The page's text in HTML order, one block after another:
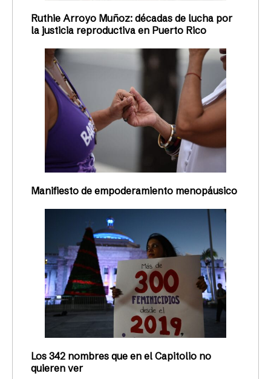
Ruthie Arroyo Muñoz: décadas de lucha por
la justicia reproductiva en Puerto Rico
Manifiesto de empoderamiento menopáusico
Los 342 nombres que en el Capitolio no
quieren ver